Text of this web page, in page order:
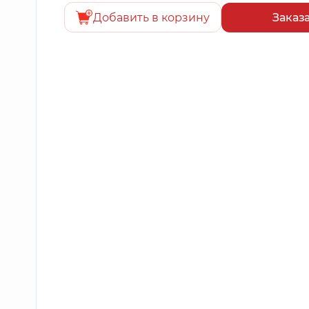
Добавить в корзину